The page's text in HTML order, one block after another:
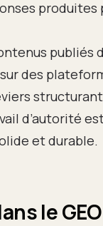
produites
publiés
des
d’autorité
et durable.
le GEO